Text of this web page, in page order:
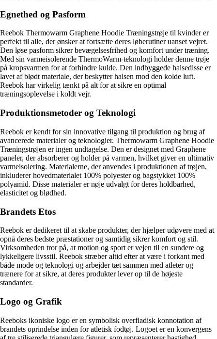
Egnethed og Pasform
Reebok Thermowarm Graphene Hoodie Træningstrøje til kvinder er
perfekt til alle, der ønsker at fortsætte deres løberutiner uanset vejret.
Den løse pasform sikrer bevægelsesfrihed og komfort under træning.
Med sin varmeisolerende ThermoWarm-teknologi holder denne trøje
på kropsvarmen for at forhindre kulde. Den indbyggede halsedisse er
lavet af blødt materiale, der beskytter halsen mod den kolde luft.
Reebok har virkelig tænkt på alt for at sikre en optimal
træningsoplevelse i koldt vejr.
Produktionsmetoder og Teknologi
Reebok er kendt for sin innovative tilgang til produktion og brug af
avancerede materialer og teknologier. Thermowarm Graphene Hoodie
Træningstrøjen er ingen undtagelse. Den er designet med Graphene
paneler, der absorberer og holder på varmen, hvilket giver en ultimativ
varmeisolering. Materialerne, der anvendes i produktionen af trøjen,
inkluderer hovedmaterialet 100% polyester og bagstykket 100%
polyamid. Disse materialer er nøje udvalgt for deres holdbarhed,
elasticitet og blødhed.
Brandets Etos
Reebok er dedikeret til at skabe produkter, der hjælper udøvere med at
opnå deres bedste præstationer og samtidig sikrer komfort og stil.
Virksomheden tror på, at motion og sport er vejen til en sundere og
lykkeligere livsstil. Reebok stræber altid efter at være i forkant med
både mode og teknologi og arbejder tæt sammen med atleter og
trænere for at sikre, at deres produkter lever op til de højeste
standarder.
Logo og Grafik
Reeboks ikoniske logo er en symbolisk overfladisk konnotation af
brandets oprindelse inden for atletisk fodtøj. Logoet er en konvergens